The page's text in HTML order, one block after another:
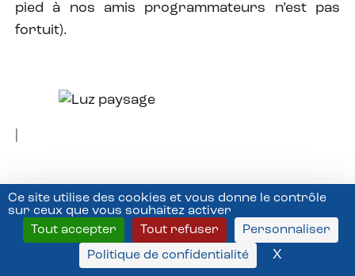
Ce site utilise des cookies et vous donne le contrôle
sur ceux que vous souhaitez activer
Tout accepter
Tout refuser
Personnaliser
Politique de confidentialité
X
pied à nos amis programmateurs n’est pas
fortuit).
Les derniers concerts du 24e festival « Jazz à
Luz » n’ont pas été les moins bons, loin s’en faut.
Remarquablement lancée par le trio Piak, la
journée s’est refermée en fanfare avec Kaze